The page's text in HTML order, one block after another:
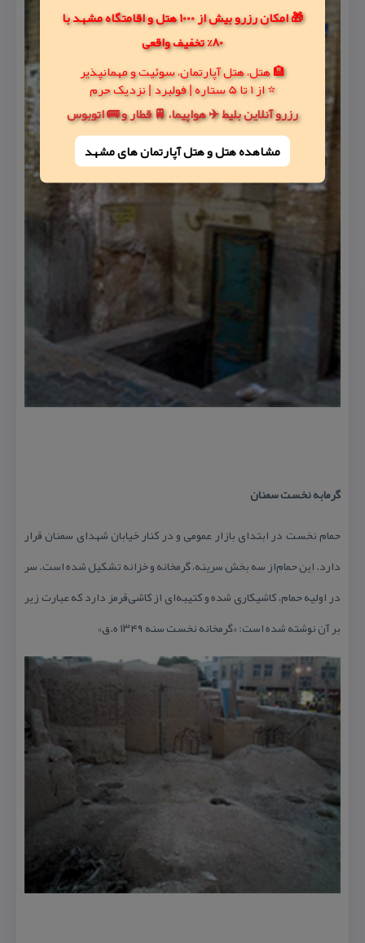
🎁 امکان رزرو بیش از 1000 هتل و اقامتگاه مشهد با
80% تخفیف واقعی
🏨 هتل، هتل آپارتمان، سوئیت و مهمانپذیر
⭐ از 1 تا 5 ستاره | فولبرد | نزدیک حرم
رزرو آنلاین بلیط ✈️ هواپیما، 🚆 قطار و 🚌 اتوبوس
مشاهده هتل و هتل‌ آپارتمان های مشهد
گرمابه نخست‌ سمنان‌
حمام‌ نخست‌ در ابتدای‌ بازار عمومی‌ و در كنار خیابان‌ شهدای‌ سمنان‌ قرار
دارد. این‌ حمام‌از سه‌ بخش‌ سرینه‌، گرمخانه‌ و خزانه‌ تشكیل‌ شده‌ است‌. سر
در اولیه‌ حمام‌، كاشیكاری‌ شده‌ و كتیبه‌ای‌ از كاشی‌قرمز دارد كه‌ عبارت‌ زیر
بر آن‌ نوشته‌ شده ‌است‌: «گرمخانه‌ نخست‌ سنه‌ ۱۳۴۹ ه.ق‌»